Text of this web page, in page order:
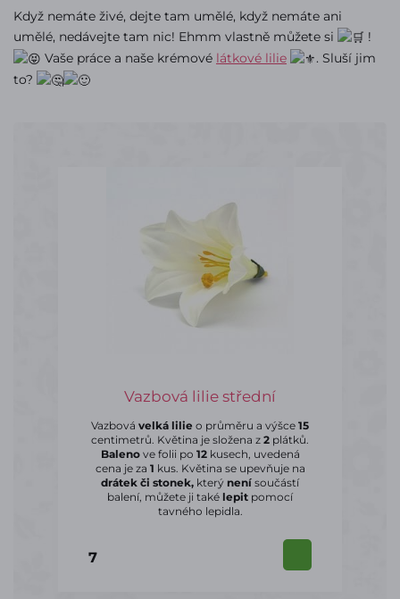
Když nemáte živé, dejte tam umělé, když nemáte ani
umělé, nedávejte tam nic! Ehmm vlastně můžete si
!
Vaše práce a naše krémové látkové lilie
. Sluší jim
to?
Vazbová lilie střední
Vazbová velká lilie o průměru a výšce 15
centimetrů. Květina je složena z 2 plátků.
Balenove folii po 12kusech, uvedená
cena je za 1 kus. Květina se upevňuje na
drátek či stonek, který není součástí
balení, můžete ji také lepit pomocí
tavného lepidla.
7